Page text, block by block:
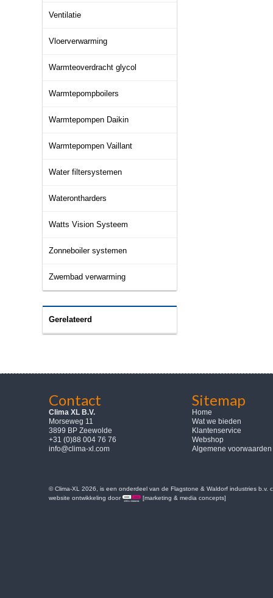
Ventilatie
Vloerverwarming
Warmteoverdracht glycol
Warmtepompboilers
Warmtepompen Daikin
Warmtepompen Vaillant
Water filtersystemen
Waterontharders
Watts Vision Systeem
Zonneboiler systemen
Zwembad verwarming
Gerelateerd
Contact
Clima XL B.V.
Morseweg 11
3899 BP Zeewolde
+31 (0)88 004 76 76
info@clima-xl.com
Sitemap
Home
Wat we bieden
Klantenservice
Webshop
Algemene voorwaarden
© Clima-XL 2026, is een onderdeel van de Flagstone & Waldorf industries b.v.
website ontwikkeling door
[marketing & media concepts]